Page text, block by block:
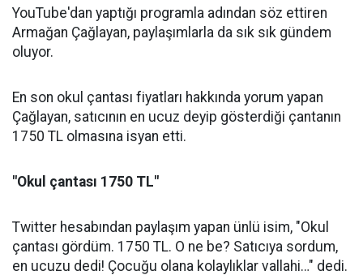
YouTube'dan yaptığı programla adından söz ettiren
Armağan Çağlayan, paylaşımlarla da sık sık gündem
oluyor.
En son okul çantası fiyatları hakkında yorum yapan
Çağlayan, satıcının en ucuz deyip gösterdiği çantanın
1750 TL olmasına isyan etti.
"Okul çantası 1750 TL"
Twitter hesabından paylaşım yapan ünlü isim, "Okul
çantası gördüm. 1750 TL. O ne be? Satıcıya sordum,
en ucuzu dedi! Çocuğu olana kolaylıklar vallahi…" dedi.